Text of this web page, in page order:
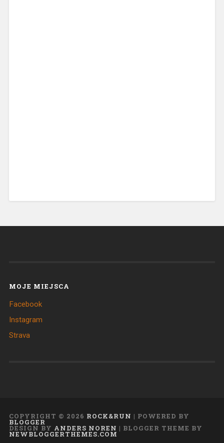
MOJE MIEJSCA
Facebook
Instagram
Strava
COPYRIGHT © 2026 ROCK&RUN | POWERED BY
BLOGGER
DESIGN BY ANDERS NOREN | BLOGGER THEME BY
NEWBLOGGERTHEMES.COM